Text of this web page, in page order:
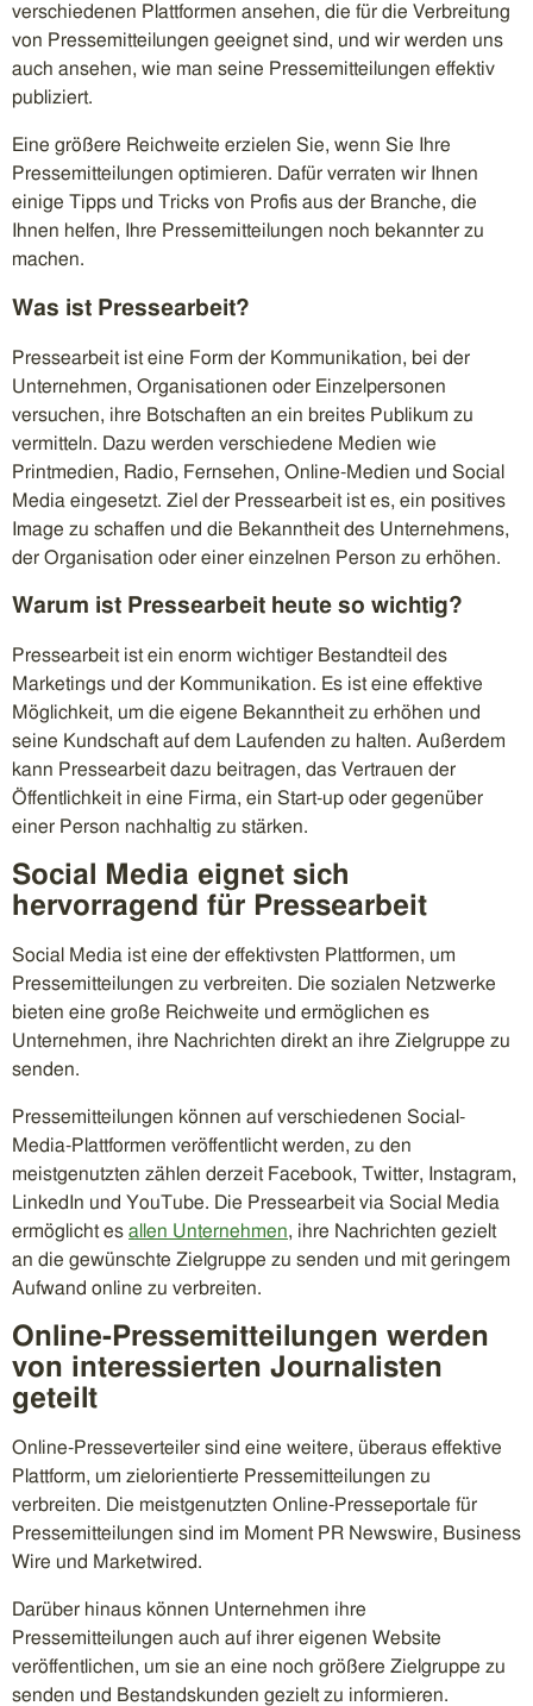
verschiedenen Plattformen ansehen, die für die Verbreitung
von Pressemitteilungen geeignet sind, und wir werden uns
auch ansehen, wie man seine Pressemitteilungen effektiv
publiziert.
Eine größere Reichweite erzielen Sie, wenn Sie Ihre
Pressemitteilungen optimieren. Dafür verraten wir Ihnen
einige Tipps und Tricks von Profis aus der Branche, die
Ihnen helfen, Ihre Pressemitteilungen noch bekannter zu
machen.
Was ist Pressearbeit?
Pressearbeit ist eine Form der Kommunikation, bei der
Unternehmen, Organisationen oder Einzelpersonen
versuchen, ihre Botschaften an ein breites Publikum zu
vermitteln. Dazu werden verschiedene Medien wie
Printmedien, Radio, Fernsehen, Online-Medien und Social
Media eingesetzt. Ziel der Pressearbeit ist es, ein positives
Image zu schaffen und die Bekanntheit des Unternehmens,
der Organisation oder einer einzelnen Person zu erhöhen.
Warum ist Pressearbeit heute so wichtig?
Pressearbeit ist ein enorm wichtiger Bestandteil des
Marketings und der Kommunikation. Es ist eine effektive
Möglichkeit, um die eigene Bekanntheit zu erhöhen und
seine Kundschaft auf dem Laufenden zu halten. Außerdem
kann Pressearbeit dazu beitragen, das Vertrauen der
Öffentlichkeit in eine Firma, ein Start-up oder gegenüber
einer Person nachhaltig zu stärken.
Social Media eignet sich
hervorragend für Pressearbeit
Social Media ist eine der effektivsten Plattformen, um
Pressemitteilungen zu verbreiten. Die sozialen Netzwerke
bieten eine große Reichweite und ermöglichen es
Unternehmen, ihre Nachrichten direkt an ihre Zielgruppe zu
senden.
Pressemitteilungen können auf verschiedenen Social-
Media-Plattformen veröffentlicht werden, zu den
meistgenutzten zählen derzeit Facebook, Twitter, Instagram,
LinkedIn und YouTube. Die Pressearbeit via Social Media
ermöglicht es allen Unternehmen, ihre Nachrichten gezielt
an die gewünschte Zielgruppe zu senden und mit geringem
Aufwand online zu verbreiten.
Online-Pressemitteilungen werden
von interessierten Journalisten
geteilt
Online-Presseverteiler sind eine weitere, überaus effektive
Plattform, um zielorientierte Pressemitteilungen zu
verbreiten. Die meistgenutzten Online-Presseportale für
Pressemitteilungen sind im Moment PR Newswire, Business
Wire und Marketwired.
Darüber hinaus können Unternehmen ihre
Pressemitteilungen auch auf ihrer eigenen Website
veröffentlichen, um sie an eine noch größere Zielgruppe zu
senden und Bestandskunden gezielt zu informieren.